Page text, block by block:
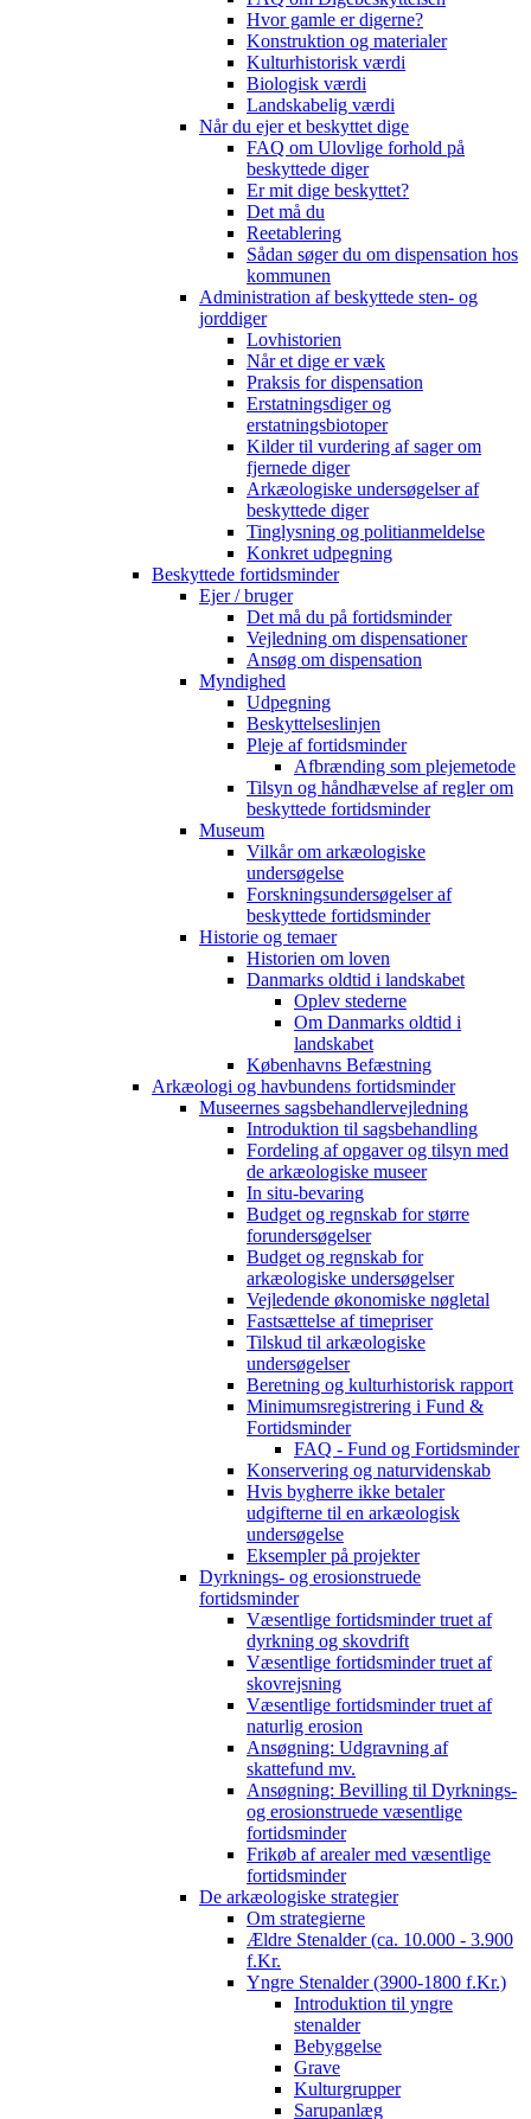
Hvor gamle er digerne?
Konstruktion og materialer
Kulturhistorisk værdi
Biologisk værdi
Landskabelig værdi
Når du ejer et beskyttet dige
FAQ om Ulovlige forhold på
beskyttede diger
Er mit dige beskyttet?
Det må du
Reetablering
Sådan søger du om dispensation hos
kommunen
Administration af beskyttede sten- og
jorddiger
Lovhistorien
Når et dige er væk
Praksis for dispensation
Erstatningsdiger og
erstatningsbiotoper
Kilder til vurdering af sager om
fjernede diger
Arkæologiske undersøgelser af
beskyttede diger
Tinglysning og politianmeldelse
Konkret udpegning
Beskyttede fortidsminder
Ejer / bruger
Det må du på fortidsminder
Vejledning om dispensationer
Ansøg om dispensation
Myndighed
Udpegning
Beskyttelseslinjen
Pleje af fortidsminder
Afbrænding som plejemetode
Tilsyn og håndhævelse af regler om
beskyttede fortidsminder
Museum
Vilkår om arkæologiske
undersøgelse
Forskningsundersøgelser af
beskyttede fortidsminder
Historie og temaer
Historien om loven
Danmarks oldtid i landskabet
Oplev stederne
Om Danmarks oldtid i
landskabet
Københavns Befæstning
Arkæologi og havbundens fortidsminder
Museernes sagsbehandlervejledning
Introduktion til sagsbehandling
Fordeling af opgaver og tilsyn med
de arkæologiske museer
In situ-bevaring
Budget og regnskab for større
forundersøgelser
Budget og regnskab for
arkæologiske undersøgelser
Vejledende økonomiske nøgletal
Fastsættelse af timepriser
Tilskud til arkæologiske
undersøgelser
Beretning og kulturhistorisk rapport
Minimumsregistrering i Fund &
Fortidsminder
FAQ - Fund og Fortidsminder
Konservering og naturvidenskab
Hvis bygherre ikke betaler
udgifterne til en arkæologisk
undersøgelse
Eksempler på projekter
Dyrknings- og erosionstruede
fortidsminder
Væsentlige fortidsminder truet af
dyrkning og skovdrift
Væsentlige fortidsminder truet af
skovrejsning
Væsentlige fortidsminder truet af
naturlig erosion
Ansøgning: Udgravning af
skattefund mv.
Ansøgning: Bevilling til Dyrknings-
og erosionstruede væsentlige
fortidsminder
Frikøb af arealer med væsentlige
fortidsminder
De arkæologiske strategier
Om strategierne
Ældre Stenalder (ca. 10.000 - 3.900
f.Kr.
Yngre Stenalder (3900-1800 f.Kr.)
Introduktion til yngre
stenalder
Bebyggelse
Grave
Kulturgrupper
Sarupanlæg